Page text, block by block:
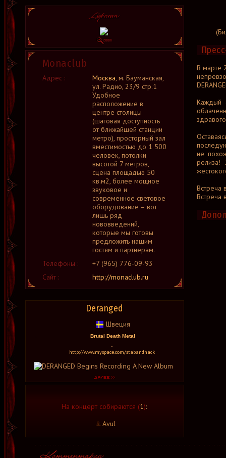
Monaclub
Адрес : Москва, м. Бауманская,
ул. Радио, 23/9 стр.1
Удобное
расположение в
центре столицы
(шаговая доступность
от ближайшей станции
метро), просторный зал
вместимостью до 1 500
человек, потолки
высотой 7 метров,
сцена площадью 50
кв.м2, более мощное
звуковое и
современное световое
оборудование – вот
лишь ряд
нововведений,
которые мы готовы
предложить нашим
гостям и партнерам.
Телефоны :
+7 (965) 776-09-93
Сайт :
http://monaclub.ru
Deranged
Швеция
Brutal Death Metal
-
http://www.myspace.com/stabandhack
На концерт собираются (1):
Avul
В марте
Каждый
не
релиза!
Встреча
Встреча